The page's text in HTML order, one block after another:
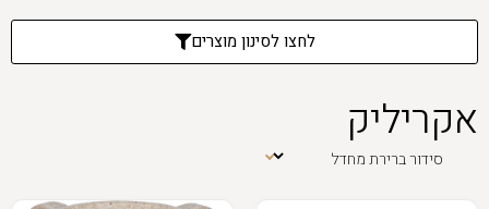
לחצו לסינון מוצרים
אקריליק